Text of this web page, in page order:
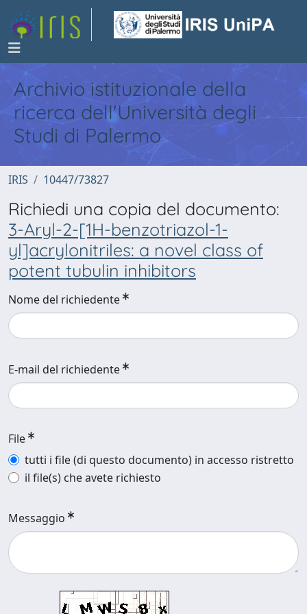
Archivio istituzionale della
ricerca dell'Università degli
Studi di Palermo
IRIS 10447/73827
Richiedi una copia del documento:
3-Aryl-2-[1H-benzotriazol-1-
yl]acrylonitriles: a novel class of
potent tubulin inhibitors
Nome del richiedente
E-mail del richiedente
File
tutti i file (di questo documento) in accesso ristretto
il file(s) che avete richiesto
Messaggio